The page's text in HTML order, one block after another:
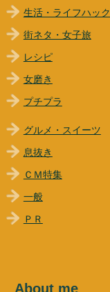
生活・ライフハック
街ネタ・女子旅
レシピ
女磨き
プチプラ
グルメ・スイーツ
息抜き
ＣＭ特集
一般
ＰＲ
About me